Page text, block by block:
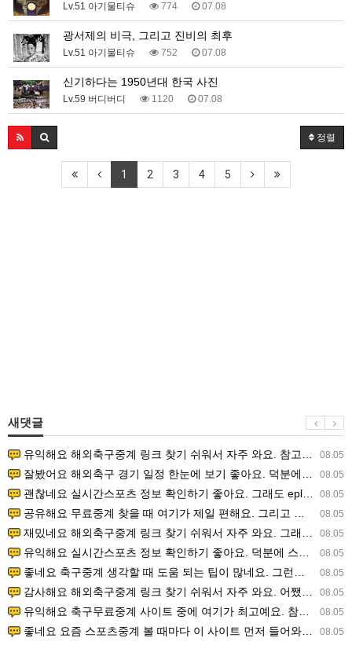
Lv.51 아기물티슈 774 07.08
광서제의 비극, 그리고 진비의 최후
Lv.51 아기물티슈 752 07.08
신기하다는 1950년대 한국 사진
Lv.59 버디버디 1120 07.08
정렬
1 2 3 4 5
새댓글
08.05
유익해요 해외축구중계 링크 찾기 쉬워서 자주 와요. 참고로 무료스포츠중계 정보 확인할 때 출처 꼭 체크해요.…
08.05
잘봤어요 해외축구 경기 일정 한눈에 보기 좋아요. 덕분에 epl중계 볼 때 공식 중계 채널 먼저 찾아봐요. …
08.05
괜찮네요 실시간스포츠 정보 확인하기 좋아요. 그래도 epl중계 볼 때 공식 중계 채널 먼저 찾아봐요. 북마크…
08.05
공유해요 무료중계 찾을 때 여기가 제일 편해요. 그리고 무료스포츠중계 정보 확인할 때 출처 꼭 체크해요. 앞…
08.05
재밌네요 해외축구중계 링크 찾기 쉬워서 자주 와요. 그래서 해외축구중계도 정식 서비스로 봐야 안전해요. 다음…
08.05
유익해요 실시간스포츠 정보 확인하기 좋아요. 덕분에 스포츠중계는 합법적인 경로로만 시청하려 해요. 좋은 정보…
08.05
좋네요 축구중계 생각할 때 도움 되는 팁이 많네요. 그런데 해외축구중계도 정식 서비스로 봐야 안전해요. 다음…
08.05
감사해요 해외축구중계 링크 찾기 쉬워서 자주 와요. 어쨌든 축구무료중계도 합법적인 곳에서 봐야 마음 편해요.…
08.05
유익해요 축구무료중계 사이트 중에 여기가 최고예요. 참고로 축구무료중계도 합법적인 곳에서 봐야 마음 편해요.…
08.05
좋네요 요즘 스포츠중계 볼 때마다 이 사이트 먼저 들어와요. 그나저나 epl중계 볼 때 공식 중계 채널 먼저…